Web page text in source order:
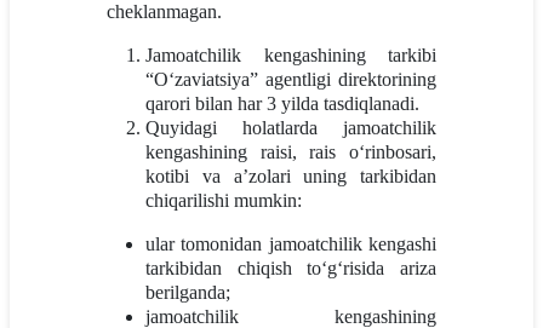
cheklanmagan.
Jamoatchilik kengashining tarkibi
“O‘zaviatsiya” agentligi direktorining
qarori bilan har 3 yilda tasdiqlanadi.
Quyidagi holatlarda jamoatchilik
kengashining raisi, rais o‘rinbosari,
kotibi va a’zolari uning tarkibidan
chiqarilishi mumkin:
ular tomonidan jamoatchilik kengashi
tarkibidan chiqish to‘g‘risida ariza
berilganda;
jamoatchilik kengashining